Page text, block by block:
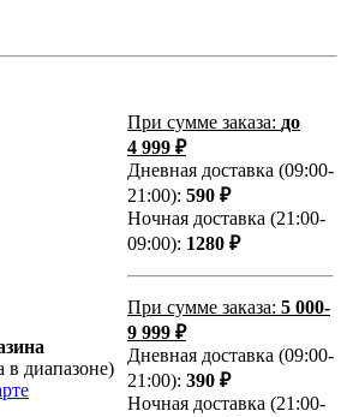
в диапазоне)
При сумме заказа: до
4 999 ₽
Дневная доставка (09:00-
21:00): 590 ₽
Ночная доставка (21:00-
09:00): 1280 ₽
При сумме заказа: 5 000-
9 999 ₽
Дневная доставка (09:00-
21:00): 390 ₽
Ночная доставка (21:00-